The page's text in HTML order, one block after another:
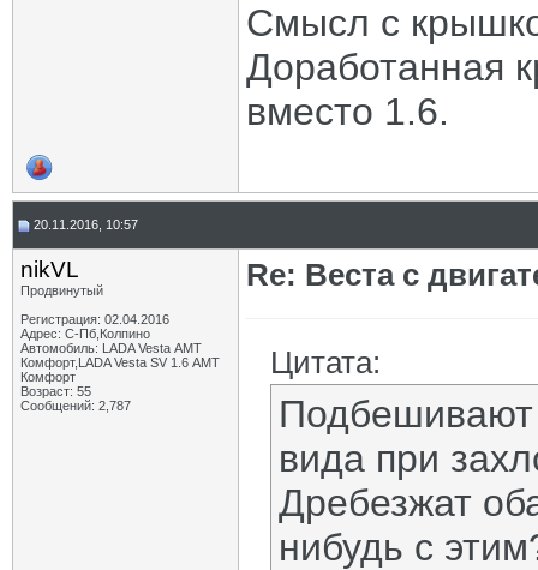
Смысл с
Доработанная
вместо 1.6.
20.11.2016, 10:57
nikVL
Продвинутый
Регистрация: 02.04.2016
Адрес: С-Пб,Колпино
Автомобиль: LADA Vesta АМТ
Комфорт,LADA Vesta SV 1.6 АМТ
Комфорт
Возраст: 55
Сообщений: 2,787
Re: Веста с
Цитата:
Подбешивают
вида при
Дребезжат
нибудь с